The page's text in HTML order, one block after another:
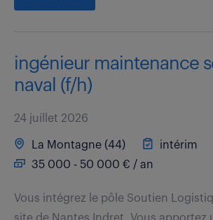
ingénieur maintenance
naval (f/h)
24 juillet 2026
La Montagne (44) intérim
35 000 - 50 000 € / an
Vous intégrez le pôle Soutien
site de Nantes Indret. Vous apportez